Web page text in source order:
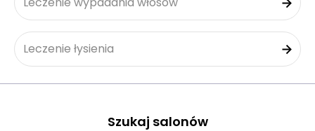
Leczenie łysienia
Szukaj salonów